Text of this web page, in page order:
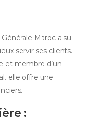
Maroc a su
servir ses clients.
et membre d’un
elle offre une
: